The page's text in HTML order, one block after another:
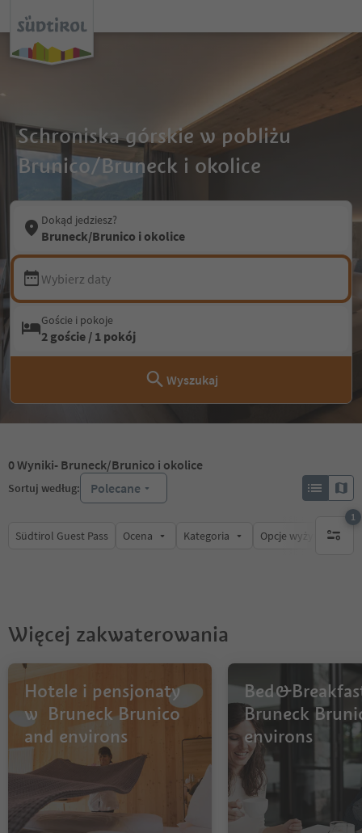
Schroniska górskie w pobliżu
Brunico/Bruneck i okolice
Dokąd jedziesz?
Bruneck/Brunico i okolice
Wybierz daty
Goście i pokoje
2 goście / 1 pokój
Wyszukaj
0Wyniki- Bruneck/Brunico i okolice
Sortuj według: Polecane
Südtirol Guest Pass Ocena Kategoria Opcje wyżywienia
1
1
Więcej zakwaterowania
Hotele i pensjonaty
w Bruneck Brunico
and environs
Bruneck
environs